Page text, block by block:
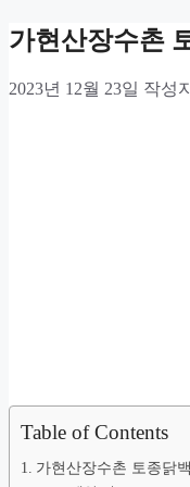
가현산장수촌
2023년 12월 23일 작성
Table of Contents
가현산장수촌 토종닭